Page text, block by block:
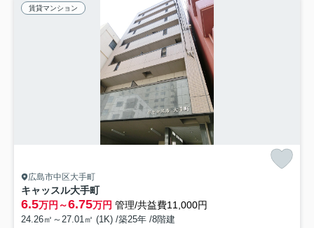
賃貸マンション
広島市中区大手町
キャッスル大手町
6.5万円～6.75万円 管理/共益費11,000円
24.26㎡～27.01㎡ (1K) /築25年 /8階建